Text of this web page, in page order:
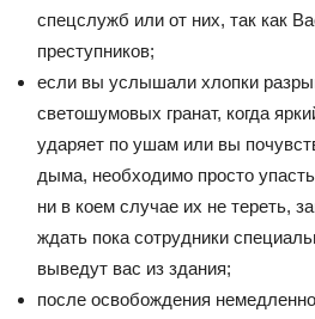
спецслужб или от них, так как
преступников;
если вы услышали хлопки
светошумовых гранат, когда
ударяет по ушам или вы
дыма, необходимо просто
ни в коем случае их не тереть,
ждать пока сотрудники
выведут вас из здания;
после освобождения